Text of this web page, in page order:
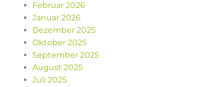
Februar 2026
Januar 2026
Dezember 2025
Oktober 2025
September 2025
August 2025
Juli 2025